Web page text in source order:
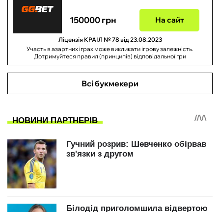
150000 грн На сайт
Ліцензія КРАІЛ № 78 від 23.08.2023
Участь в азартних іграх може викликати ігрову залежність.
Дотримуйтеся правил (принципів) відповідальної гри
Всі букмекери